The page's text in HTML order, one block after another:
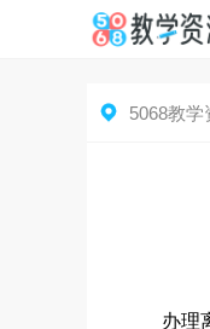
 5068教学
办理